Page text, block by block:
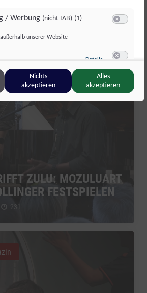
ZULU: MOZULUART
FESTSPIELEN
231
/ Werbung (nicht IAB) (1)
unserer Website
Irland Details zu Google GTag
IAB) (2)
Irland Details
Switch
Nichts
akzeptieren
Alles
akzeptieren